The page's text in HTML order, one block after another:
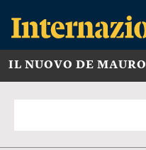
IL NUOVO DE MAURO